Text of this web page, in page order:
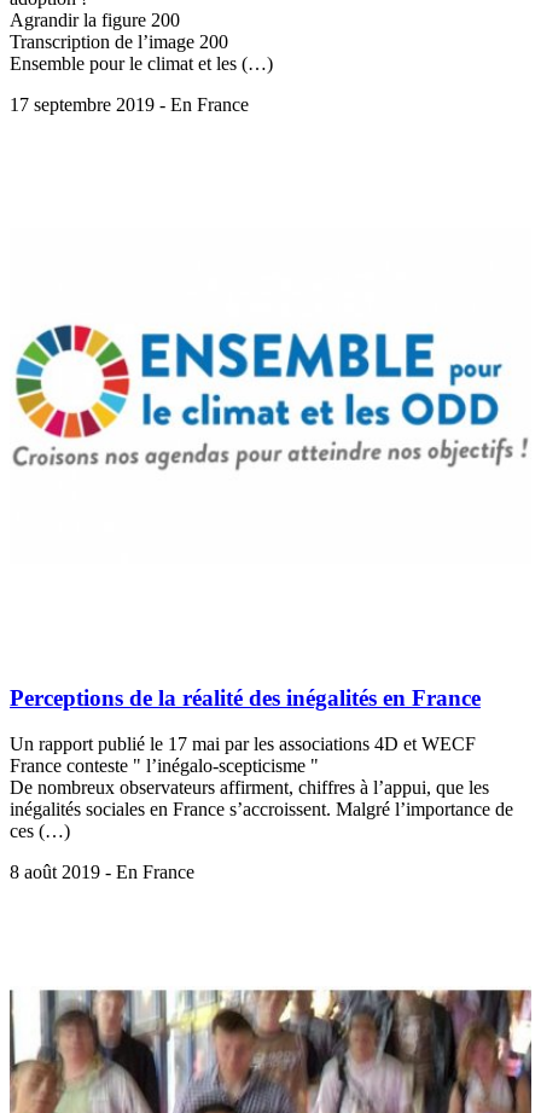
Agrandir la figure 200
Transcription de l’image 200
Ensemble pour le climat et les (…)
17 septembre 2019 - En France
Perceptions de la réalité des inégalités en France
Un rapport publié le 17 mai par les associations 4D et WECF
France conteste " l’inégalo-scepticisme "
De nombreux observateurs affirment, chiffres à l’appui, que les
inégalités sociales en France s’accroissent. Malgré l’importance de
ces (…)
8 août 2019 - En France